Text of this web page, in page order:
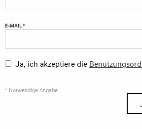
E-MAIL *
Ja, ich akzeptiere die
* Notwendige Angabe